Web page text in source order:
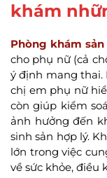
khám
Phòng khám
cho phụ nữ (cả
ý định mang thai.
chị em phụ nữ
còn giúp kiểm
ảnh hưởng đến
sinh sản hợp lý.
lớn trong việc
về sức khỏe, điều